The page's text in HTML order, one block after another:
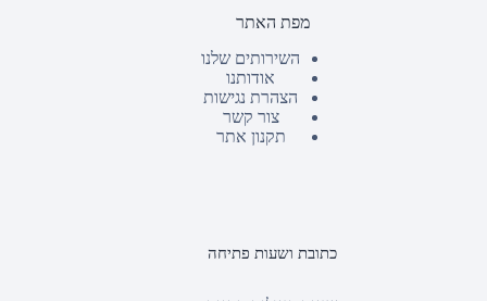
מפת האתר
השירותים שלנו
אודותנו
הצהרת נגישות
צור קשר
תקנון אתר
כתובת ושעות פתיחה